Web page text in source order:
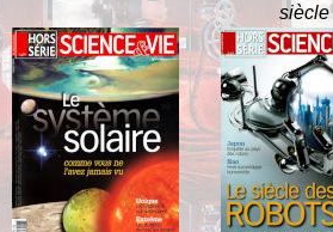
siècle